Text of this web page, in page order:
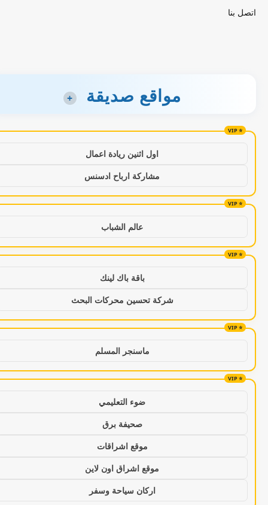
اتصل بنا
مواقع صديقة +
اول اثنين ريادة اعمال
مشاركة ارباح ادسنس
عالم الشباب
باقة باك لينك
شركة تحسين محركات البحث
ماسنجر المسلم
ضوء التعليمي
صحيفة برق
موقع اشراقات
موقع اشراق اون لاين
اركان سياحة وسفر